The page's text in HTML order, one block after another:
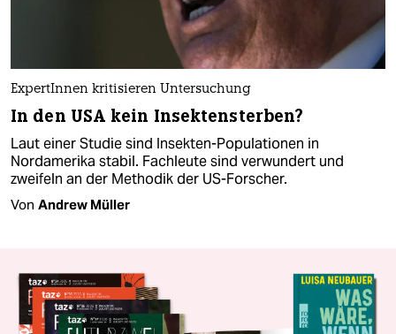
ExpertInnen kritisieren Untersuchung
In den USA kein Insektensterben?
Laut einer Studie sind Insekten-Populationen in
Nordamerika stabil. Fachleute sind verwundert und
zweifeln an der Methodik der US-Forscher.
Von Andrew Müller